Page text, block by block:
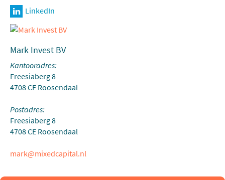
Mark Invest BV
Kantooradres:
Freesiaberg 8
4708 CE Roosendaal
Postadres:
Freesiaberg 8
4708 CE Roosendaal
mark@mixedcapital.nl